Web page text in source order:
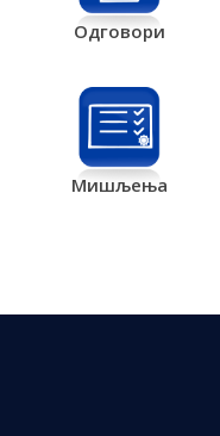
Одговори
Мишљења